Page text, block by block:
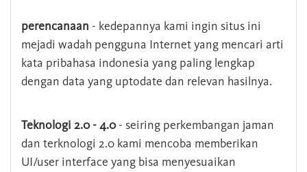
perencanaan - kedepannya kami ingin situs ini
mejadi wadah pengguna Internet yang mencari arti
kata pribahasa indonesia yang paling lengkap
dengan data yang uptodate dan relevan hasilnya.
Teknologi 2.0 - 4.0- seiring perkembangan jaman
dan terknologi 2.0 kami mencoba memberikan
UI/user interface yang bisa menyesuaikan